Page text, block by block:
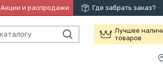
Акции и распродажи Где забрать заказ?
Лучшее
товаров